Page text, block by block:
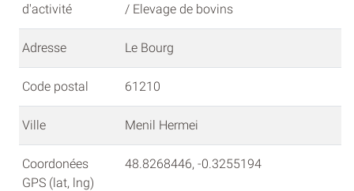
d'activité
/ Elevage de bovins
Adresse Le Bourg
Code postal 61210
Ville Menil Hermei
Coordonées
GPS (lat, lng)
48.8268446, -0.3255194